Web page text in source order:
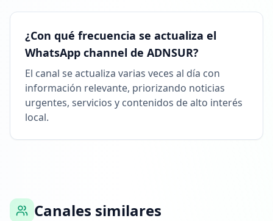
¿Con qué frecuencia se actualiza el
WhatsApp channel de ADNSUR?
El canal se actualiza varias veces al día con
información relevante, priorizando noticias
urgentes, servicios y contenidos de alto interés
local.
Canales similares